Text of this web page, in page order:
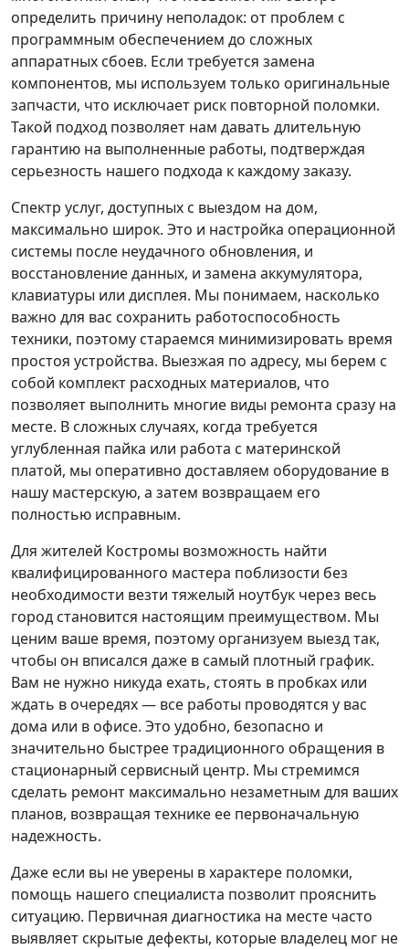
определить причину неполадок: от проблем с
программным обеспечением до сложных
аппаратных сбоев. Если требуется замена
компонентов, мы используем только оригинальные
запчасти, что исключает риск повторной поломки.
Такой подход позволяет нам давать длительную
гарантию на выполненные работы, подтверждая
серьезность нашего подхода к каждому заказу.
Спектр услуг, доступных с выездом на дом,
максимально широк. Это и настройка операционной
системы после неудачного обновления, и
восстановление данных, и замена аккумулятора,
клавиатуры или дисплея. Мы понимаем, насколько
важно для вас сохранить работоспособность
техники, поэтому стараемся минимизировать время
простоя устройства. Выезжая по адресу, мы берем с
собой комплект расходных материалов, что
позволяет выполнить многие виды ремонта сразу на
месте. В сложных случаях, когда требуется
углубленная пайка или работа с материнской
платой, мы оперативно доставляем оборудование в
нашу мастерскую, а затем возвращаем его
полностью исправным.
Для жителей Костромы возможность найти
квалифицированного мастера поблизости без
необходимости везти тяжелый ноутбук через весь
город становится настоящим преимуществом. Мы
ценим ваше время, поэтому организуем выезд так,
чтобы он вписался даже в самый плотный график.
Вам не нужно никуда ехать, стоять в пробках или
ждать в очередях — все работы проводятся у вас
дома или в офисе. Это удобно, безопасно и
значительно быстрее традиционного обращения в
стационарный сервисный центр. Мы стремимся
сделать ремонт максимально незаметным для ваших
планов, возвращая технике ее первоначальную
надежность.
Даже если вы не уверены в характере поломки,
помощь нашего специалиста позволит прояснить
ситуацию. Первичная диагностика на месте часто
выявляет скрытые дефекты, которые владелец мог не